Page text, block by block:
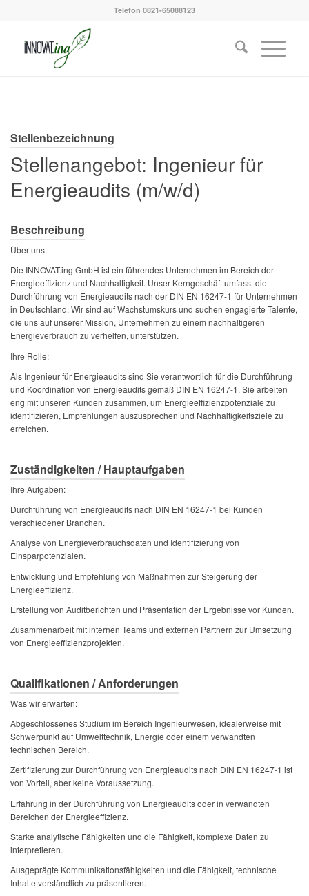
Telefon 0821-65088123
Stellenbezeichnung
Stellenangebot: Ingenieur für
Energieaudits (m/w/d)
Beschreibung
Über uns:
Die INNOVAT.ing GmbH ist ein führendes Unternehmen im Bereich der
Energieeffizienz und Nachhaltigkeit. Unser Kerngeschäft umfasst die
Durchführung von Energieaudits nach der DIN EN 16247-1 für Unternehmen
in Deutschland. Wir sind auf Wachstumskurs und suchen engagierte Talente,
die uns auf unserer Mission, Unternehmen zu einem nachhaltigeren
Energieverbrauch zu verhelfen, unterstützen.
Ihre Rolle:
Als Ingenieur für Energieaudits sind Sie verantwortlich für die Durchführung
und Koordination von Energieaudits gemäß DIN EN 16247-1. Sie arbeiten
eng mit unseren Kunden zusammen, um Energieeffizienzpotenziale zu
identifizieren, Empfehlungen auszusprechen und Nachhaltigkeitsziele zu
erreichen.
Zuständigkeiten / Hauptaufgaben
Ihre Aufgaben:
Durchführung von Energieaudits nach DIN EN 16247-1 bei Kunden
verschiedener Branchen.
Analyse von Energieverbrauchsdaten und Identifizierung von
Einsparpotenzialen.
Entwicklung und Empfehlung von Maßnahmen zur Steigerung der
Energieeffizienz.
Erstellung von Auditberichten und Präsentation der Ergebnisse vor Kunden.
Zusammenarbeit mit internen Teams und externen Partnern zur Umsetzung
von Energieeffizienzprojekten.
Qualifikationen / Anforderungen
Was wir erwarten:
Abgeschlossenes Studium im Bereich Ingenieurwesen, idealerweise mit
Schwerpunkt auf Umwelttechnik, Energie oder einem verwandten
technischen Bereich.
Zertifizierung zur Durchführung von Energieaudits nach DIN EN 16247-1 ist
von Vorteil, aber keine Voraussetzung.
Erfahrung in der Durchführung von Energieaudits oder in verwandten
Bereichen der Energieeffizienz.
Starke analytische Fähigkeiten und die Fähigkeit, komplexe Daten zu
interpretieren.
Ausgeprägte Kommunikationsfähigkeiten und die Fähigkeit, technische
Inhalte verständlich zu präsentieren.